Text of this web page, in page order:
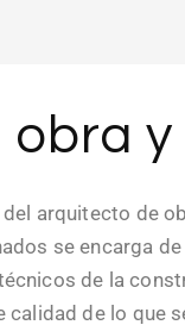
obra
arquitecto de
se encarga
de la
de lo que